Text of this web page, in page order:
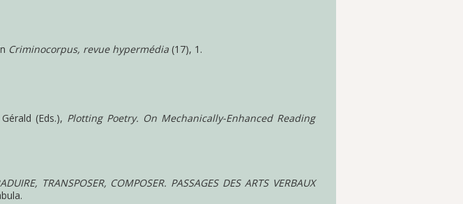
Criminocorpus, revue hypermédia (17), 1.
(Eds.), Plotting Poetry. On Mechanically-Enhanced Reading
TRANSPOSER, COMPOSER. PASSAGES DES ARTS VERBAUX